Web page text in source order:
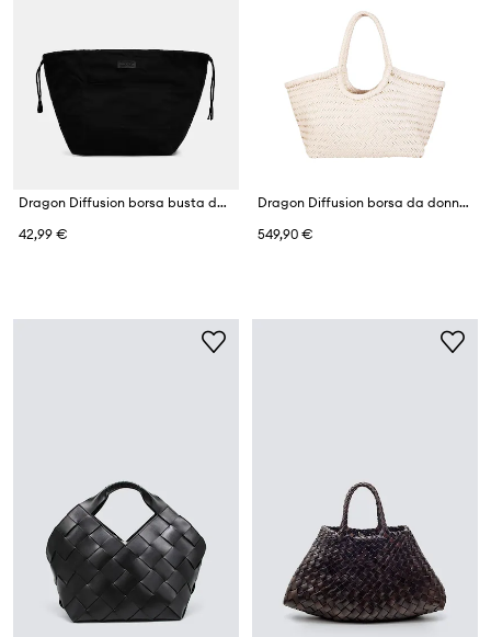
Dragon Diffusion borsa busta da donna in cotone
42,99 €
Dragon Diffusion borsa da donna in pelle
549,90 €